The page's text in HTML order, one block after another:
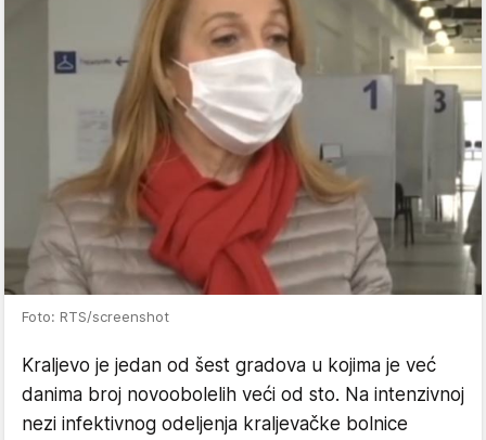
Foto: RTS/screenshot
Kraljevo je jedan od šest gradova u kojima je već
danima broj novoobolelih veći od sto. Na intenzivnoj
nezi infektivnog odeljenja kraljevačke bolnice